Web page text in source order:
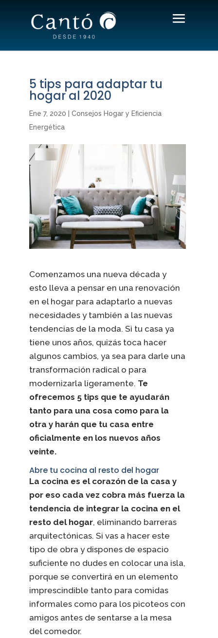
5 tips para adaptar tu
hogar al 2020
Ene 7, 2020
Consejos Hogar y Eficiencia
Energética
Comenzamos una nueva década y
esto lleva a pensar en una renovación
en el hogar para adaptarlo a nuevas
necesidades y también a las nuevas
tendencias de la moda. Si tu casa ya
tiene unos años, quizás toca hacer
algunos cambios, ya sea para darle una
transformación radical o para
modernizarla ligeramente. Te
ofrecemos 5 tips que te ayudarán
tanto para una cosa como para la
otra y harán que tu casa entre
oficialmente en los nuevos años
veinte.
Abre tu cocina al resto del hogar
La cocina es el corazón de la casa y
por eso cada vez cobra más fuerza la
tendencia de integrar la cocina en el
resto del hogar, eliminando barreras
arquitectónicas. Si vas a hacer este
tipo de obra y dispones de espacio
suficiente no dudes en colocar una isla,
porque se convertirá en un elemento
imprescindible tanto para comidas
informales como para los picoteos con
amigos antes de sentarse a la mesa
del comedor.